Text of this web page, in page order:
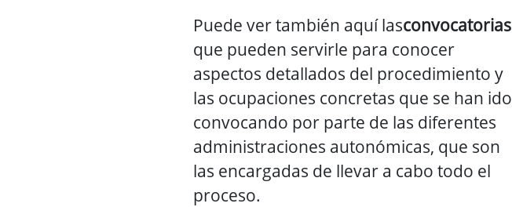
Puede ver también aquí lasconvocatorias
que pueden servirle para conocer
aspectos detallados del procedimiento y
las ocupaciones concretas que se han ido
convocando por parte de las diferentes
administraciones autonómicas, que son
las encargadas de llevar a cabo todo el
proceso.